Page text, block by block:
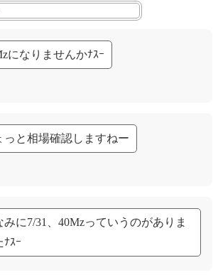
+ 1
るダメージ + 10%
ス耳フード帽]の
るダメージ + 2%
ての種族のDef 20%無視
距離物理攻撃時、
+ 10
になりませんかﾅｽｰ
っと相場確認しますねー
みに7/31、40Mzっていうのがありま
ﾅｽｰ